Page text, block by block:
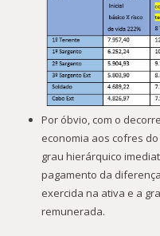
Por óbvio, com o
economia aos cofres
grau hierárquico
pagamento da
exercida na ativa e a
remunerada.